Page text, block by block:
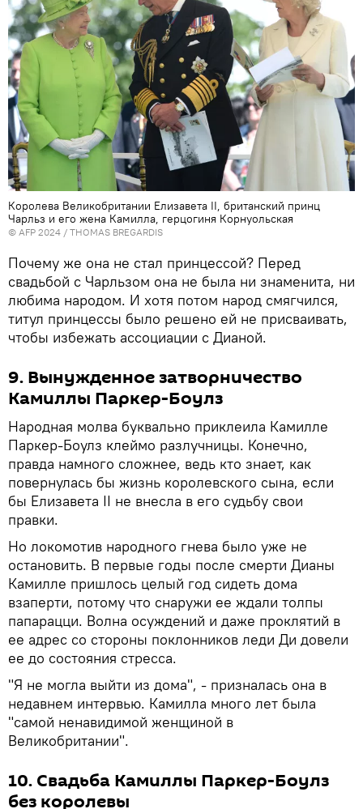
Королева Великобритании Елизавета II, британский принц
Чарльз и его жена Камилла, герцогиня Корнуольская
© AFP 2024 / THOMAS BREGARDIS
Почему же она не стал принцессой? Перед
свадьбой с Чарльзом она не была ни знаменита, ни
любима народом. И хотя потом народ смягчился,
титул принцессы было решено ей не присваивать,
чтобы избежать ассоциации с Дианой.
9. Вынужденное затворничество
Камиллы Паркер-Боулз
Народная молва буквально приклеила Камилле
Паркер-Боулз клеймо разлучницы. Конечно,
правда намного сложнее, ведь кто знает, как
повернулась бы жизнь королевского сына, если
бы Елизавета II не внесла в его судьбу свои
правки.
Но локомотив народного гнева было уже не
остановить. В первые годы после смерти Дианы
Камилле пришлось целый год сидеть дома
взаперти, потому что снаружи ее ждали толпы
папарацци. Волна осуждений и даже проклятий в
ее адрес со стороны поклонников леди Ди довели
ее до состояния стресса.
"Я не могла выйти из дома", - призналась она в
недавнем интервью. Камилла много лет была
"самой ненавидимой женщиной в
Великобритании".
10. Свадьба Камиллы Паркер-Боулз
без королевы